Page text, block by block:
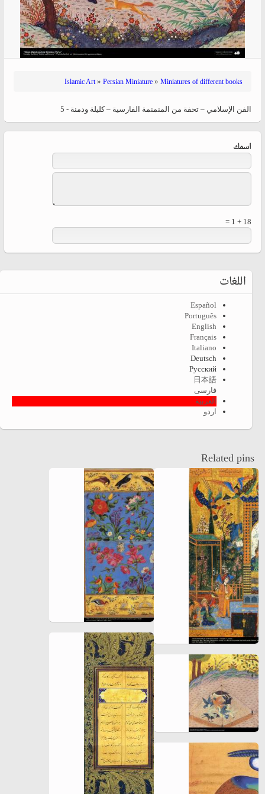
Islamic Art» Persian Miniature » Miniatures of different books
الفن الإسلامي – تحفة من المنمنمة الفارسية – كليلة ودمنة - 5
‏اسمك ‏
18 + 1 =
اللغات
Español
Português
English
Français
Italiano
Deutsch
Русский
日本語
فارسی
العربية
اردو
Related pins